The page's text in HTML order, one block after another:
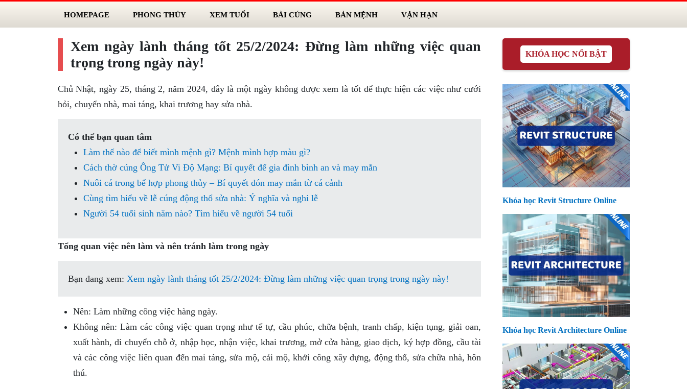
HOMEPAGE PHONG THỦY XEM TUỔI BÀI CÚNG BẢN MỆNH VẬN HẠN
Xem ngày lành tháng tốt 25/2/2024: Đừng làm những việc quan
trọng trong ngày này!
Chủ Nhật, ngày 25, tháng 2, năm 2024, đây là một ngày không được xem là tốt để thực hiện các việc như cưới
hỏi, chuyển nhà, mai táng, khai trương hay sửa nhà.
Có thể bạn quan tâm
Làm thế nào để biết mình mệnh gì? Mệnh mình hợp màu gì?
Cách thờ cúng Ông Tử Vi Độ Mạng: Bí quyết để gia đình bình an và may mắn
Nuôi cá trong bể hợp phong thủy – Bí quyết đón may mắn từ cá cảnh
Cùng tìm hiểu về lễ cúng động thổ sửa nhà: Ý nghĩa và nghi lễ
Người 54 tuổi sinh năm nào? Tìm hiểu về người 54 tuổi
Tổng quan việc nên làm và nên tránh làm trong ngày
Bạn đang xem: Xem ngày lành tháng tốt 25/2/2024: Đừng làm những việc quan trọng trong ngày này!
Nên: Làm những công việc hàng ngày.
Không nên: Làm các công việc quan trọng như tế tự, cầu phúc, chữa bệnh, tranh chấp, kiện tụng, giải oan,
xuất hành, di chuyển chỗ ở, nhập học, nhận việc, khai trương, mở cửa hàng, giao dịch, ký hợp đồng, cầu tài
và các công việc liên quan đến mai táng, sửa mộ, cải mộ, khởi công xây dựng, động thổ, sửa chữa nhà, hôn
thú.
KHÓA HỌC NỔI BẬT
Khóa học Revit Structure Online
Khóa học Revit Architecture Online